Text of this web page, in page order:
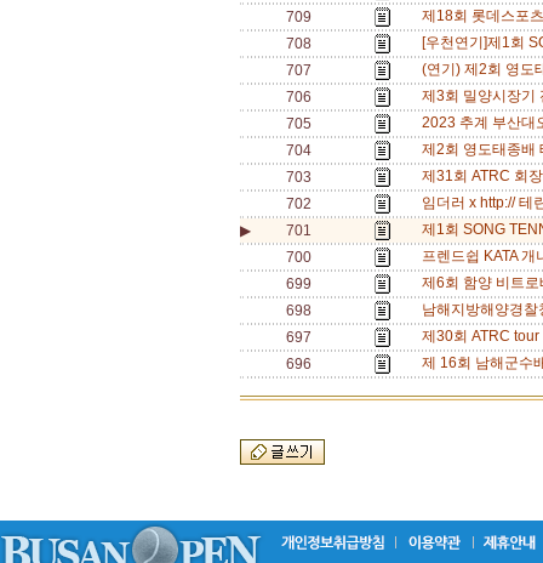
709
제18회 롯데스포
708
[우천연기]제1회
707
(연기) 제2회 영도
706
제3회 밀양시장기
705
2023 추계 부산대
704
제2회 영도태종배
703
제31회 ATRC 회
702
임더러 x http://
▶
701
제1회 SONG
700
프렌드쉽 KATA
699
제6회 함양 비트
698
남해지방해양경
697
제30회 ATRC
696
제 16회 남해군수